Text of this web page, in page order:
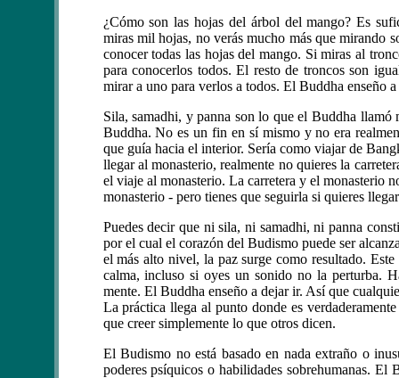
¿Cómo son las hojas del árbol del mango? Es
miras mil hojas, no verás mucho más que mirando
conocer todas las hojas del mango. Si miras al
para conocerlos todos. El resto de troncos son
mirar a uno para verlos a todos. El Buddha enseño
Sila, samadhi, y panna son lo que el Buddha llamó
Buddha. No es un fin en sí mismo y no era
que guía hacia el interior. Sería como viajar de
llegar al monasterio, realmente no quieres la
el viaje al monasterio. La carretera y el monasterio
monasterio - pero tienes que seguirla si quieres
Puedes decir que ni sila, ni samadhi, ni panna
por el cual el corazón del Budismo puede ser
el más alto nivel, la paz surge como resultado.
calma, incluso si oyes un sonido no la perturba.
mente. El Buddha enseño a dejar ir. Así que
La práctica llega al punto donde es
que creer simplemente lo que otros dicen.
El Budismo no está basado en nada extraño o
poderes psíquicos o habilidades sobrehumanas. El